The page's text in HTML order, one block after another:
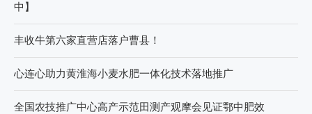
中】
丰收牛第六家直营店落户曹县！
心连心助力黄淮海小麦水肥一体化技术落地推广
全国农技推广中心高产示范田测产观摩会见证鄂中肥效